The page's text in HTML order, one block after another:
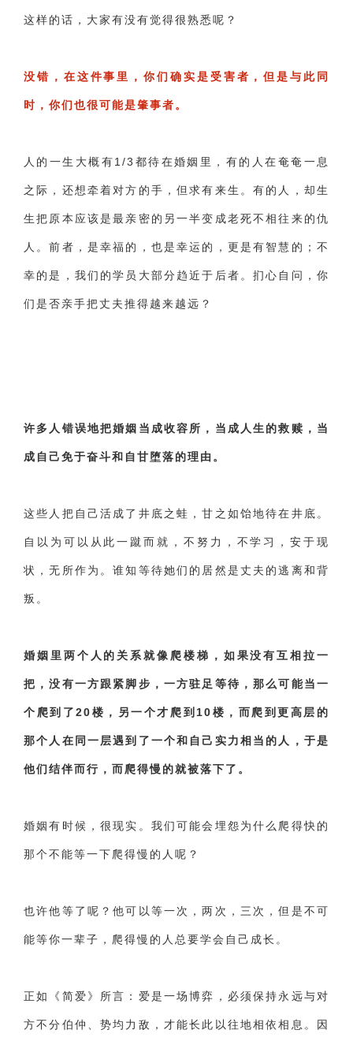
这样的话，大家有没有觉得很熟悉呢？
没错，在这件事里，你们确实是受害者，但是与此同
时，你们也很可能是肇事者。
人的一生大概有1/3都待在婚姻里，有的人在奄奄一息
之际，还想牵着对方的手，但求有来生。有的人，却生
生把原本应该是最亲密的另一半变成老死不相往来的仇
人。前者，是幸福的，也是幸运的，更是有智慧的；不
幸的是，我们的学员大部分趋近于后者。扪心自问，你
们是否亲手把丈夫推得越来越远？
许多人错误地把婚姻当成收容所，当成人生的救赎，当
成自己免于奋斗和自甘堕落的理由。
这些人把自己活成了井底之蛙，甘之如饴地待在井底。
自以为可以从此一蹴而就，不努力，不学习，安于现
状，无所作为。谁知等待她们的居然是丈夫的逃离和背
叛。
婚姻里两个人的关系就像爬楼梯，如果没有互相拉一
把，没有一方跟紧脚步，一方驻足等待，那么可能当一
个爬到了20楼，另一个才爬到10楼，而爬到更高层的
那个人在同一层遇到了一个和自己实力相当的人，于是
他们结伴而行，而爬得慢的就被落下了。
婚姻有时候，很现实。我们可能会埋怨为什么爬得快的
那个不能等一下爬得慢的人呢？
也许他等了呢？他可以等一次，两次，三次，但是不可
能等你一辈子，爬得慢的人总要学会自己成长。
正如《简爱》所言：爱是一场博弈，必须保持永远与对
方不分伯仲、势均力敌，才能长此以往地相依相息。因